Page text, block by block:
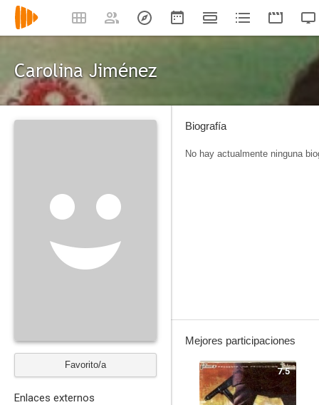
Carolina Jiménez
Favorito/a
Enlaces externos
Biografía
No hay actualmente ninguna
Mejores participaciones
7.5